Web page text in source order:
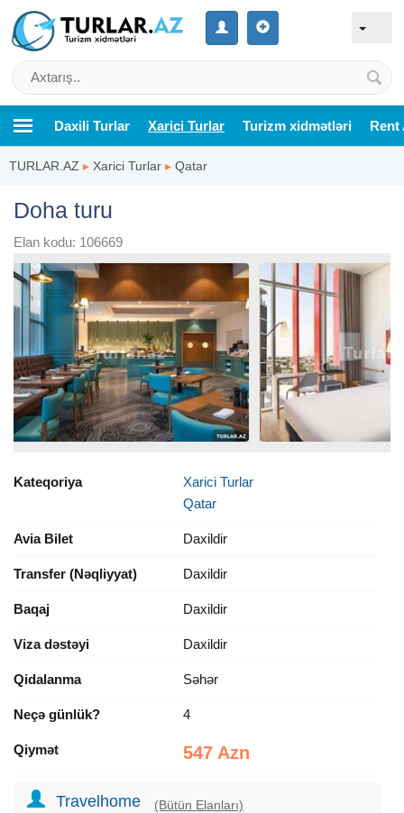
Daxili Turlar Xarici Turlar Turizm xidmətləri Rent
TURLAR.AZ ▸ Xarici Turlar ▸ Qatar
Doha turu
Elan kodu: 106669
Kateqoriya
Xarici Turlar
Qatar
Avia Bilet Daxildir
Transfer (Nəqliyyat) Daxildir
Baqaj Daxildir
Viza dəstəyi Daxildir
Qidalanma Səhər
Neçə günlük? 4
Qiymət 547 Azn
Travelhome (Bütün Elanları)